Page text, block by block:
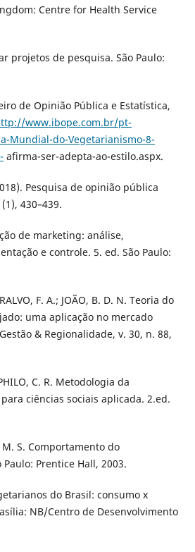
Centre for Health Service
projetos de pesquisa. São Paulo:
de Opinião Pública e Estatística,
www.ibope.com.br/pt-
Mundial-do-Vegetarianismo-8-
afirma-ser-adepta-ao-estilo.aspx.
Pesquisa de opinião pública
430–439.
de marketing: análise,
e controle. 5. ed. São Paulo:
F. A.; JOÃO, B. D. N. Teoria do
uma aplicação no mercado
& Regionalidade, v. 30, n. 88,
C. R. Metodologia da
ciências sociais aplicada. 2.ed.
M. S. Comportamento do
Prentice Hall, 2003.
do Brasil: consumo x
NB/Centro de Desenvolvimento